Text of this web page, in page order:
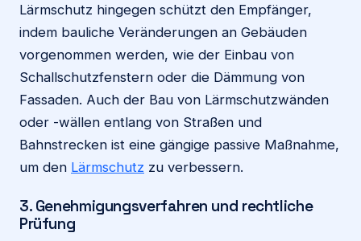
Lärmschutz hingegen schützt den Empfänger,
indem bauliche Veränderungen an Gebäuden
vorgenommen werden, wie der Einbau von
Schallschutzfenstern oder die Dämmung von
Fassaden. Auch der Bau von Lärmschutzwänden
oder -wällen entlang von Straßen und
Bahnstrecken ist eine gängige passive Maßnahme,
um den Lärmschutz zu verbessern.
3. Genehmigungsverfahren und rechtliche
Prüfung